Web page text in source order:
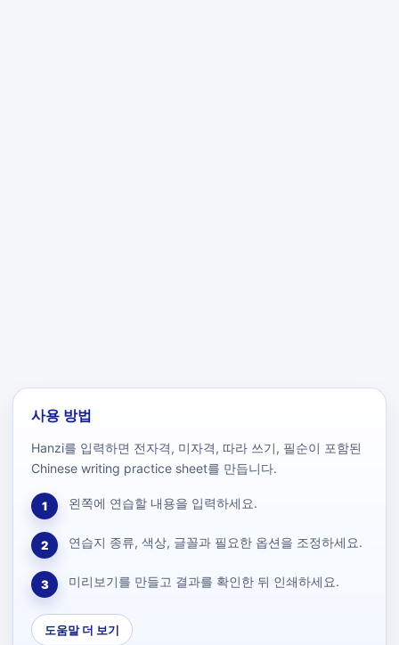
사용 방법
Hanzi를 입력하면 전자격, 미자격, 따라 쓰기, 필순이 포함된
Chinese writing practice sheet를 만듭니다.
1 왼쪽에 연습할 내용을 입력하세요.
2 연습지 종류, 색상, 글꼴과 필요한 옵션을 조정하세요.
3 미리보기를 만들고 결과를 확인한 뒤 인쇄하세요.
도움말 더 보기